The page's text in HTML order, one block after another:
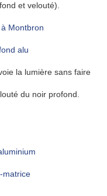
et velouté).
la lumière sans faire
du noir profond.